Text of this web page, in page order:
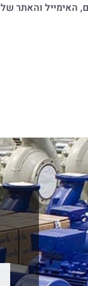
האימייל והאתר